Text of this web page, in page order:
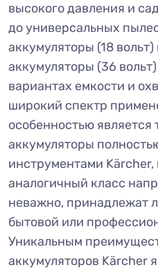
высокого давления и
до универсальных
аккумуляторы (18
аккумуляторы (36
вариантах емкости и
широкий спектр
особенностью является
аккумуляторы
инструментами
аналогичный класс
неважно, принадлежат
бытовой или
Уникальным
аккумуляторов Kärcher